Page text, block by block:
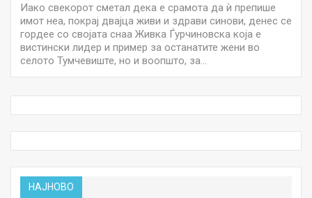
Иако свекорот сметал дека е срамота да ѝ препише
имот неа, покрај двајца живи и здрави синови, денес се
гордее со својата снаа Живка Ѓурчиновска која е
вистински лидер и пример за останатите жени во
селото Тумчевиште, но и воопшто, за…
НАЈНОВО